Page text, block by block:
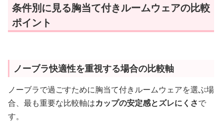
条件別に見る胸当て付きルームウェアの比較
ポイント
ノーブラ快適性を重視する場合の比較軸
ノーブラで過ごすために胸当て付きルームウェアを選ぶ場
合、最も重要な比較軸はカップの安定感とズレにくさで
す。